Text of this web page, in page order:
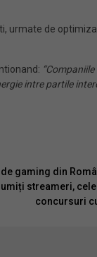
urmate de
intre partile
gaming din
streameri,
concursuri